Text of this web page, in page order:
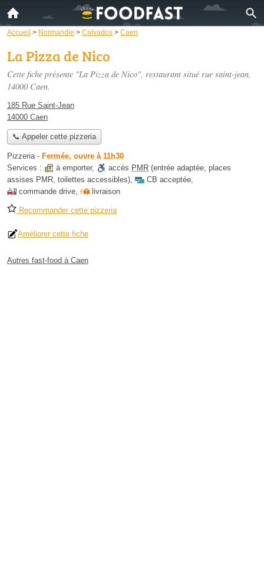
Accueil > Normandie > Calvados > Caen
La Pizza de Nico
Cette fiche présente "La Pizza de Nico", restaurant situé rue saint-jean,
14000 Caen.
185 Rue Saint-Jean
14000 Caen
📞 Appeler cette pizzeria
Pizzeria- Fermée, ouvre à 11h30
Services :
à emporter, accès PMR (entrée adaptée, places
assises PMR, toilettes accessibles), CB acceptée,
commande drive, livraison
Recommander cette pizzeria
Améliorer cette fiche
Autres fast-food à Caen